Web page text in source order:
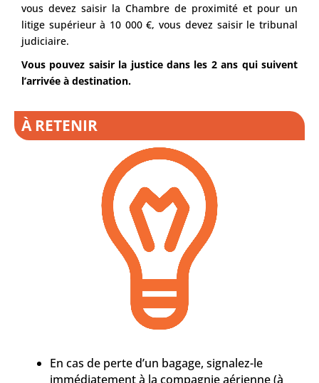
vous devez saisir la Chambre de proximité et pour un
litige supérieur à 10 000 €, vous devez saisir le tribunal
judiciaire.
Vous pouvez saisir la justice dans les 2 ans qui suivent
l’arrivée à destination.
À RETENIR
En cas de perte d’un bagage, signalez-le
immédiatement à la compagnie aérienne (à